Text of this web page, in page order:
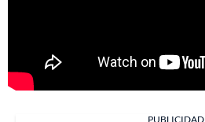
PUBLICIDAD